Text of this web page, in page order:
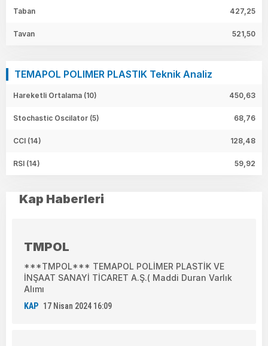
Taban 427,25
Tavan 521,50
TEMAPOL POLIMER PLASTIK Teknik Analiz
Hareketli Ortalama (10) 450,63
Stochastic Oscilator (5) 68,76
CCI (14) 128,48
RSI (14) 59,92
Kap Haberleri
TMPOL
***TMPOL*** TEMAPOL POLİMER PLASTİK VE
İNŞAAT SANAYİ TİCARET A.Ş.( Maddi Duran Varlık
Alımı
KAP 17 Nisan 2024 16:09